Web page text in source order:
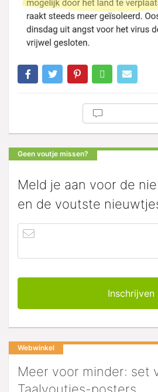
Geen voutje missen?
Meld je aan voor de
en de voutste
Webwinkel
Meer voor minder: set